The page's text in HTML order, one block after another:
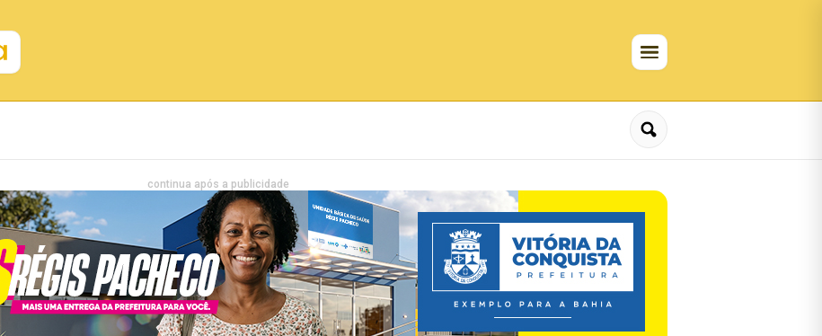
continua após a publicidade